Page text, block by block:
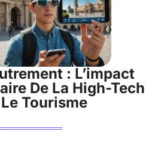
: L’impact
De La High-Tech
Tourisme